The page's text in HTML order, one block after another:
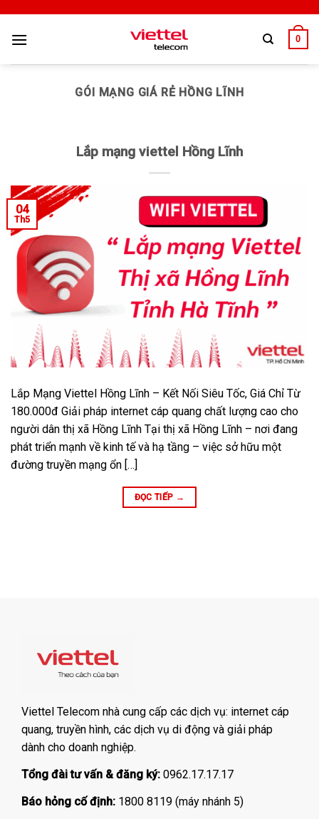
0
GÓI MẠNG GIÁ RẺ HỒNG LĨNH
Lắp mạng viettel Hồng Lĩnh
04
Th5
Lắp Mạng Viettel Hồng Lĩnh – Kết Nối Siêu Tốc, Giá Chỉ Từ
180.000đ Giải pháp internet cáp quang chất lượng cao cho
người dân thị xã Hồng Lĩnh Tại thị xã Hồng Lĩnh – nơi đang
phát triển mạnh về kinh tế và hạ tầng – việc sở hữu một
đường truyền mạng ổn […]
ĐỌC TIẾP →
Viettel Telecom nhà cung cấp các dịch vụ: internet cáp
quang, truyền hình, các dịch vụ di động và giải pháp
dành cho doanh nghiệp.
Tổng đài tư vấn & đăng ký: 0962.17.17.17
Báo hỏng cố định: 1800 8119 (máy nhánh 5)